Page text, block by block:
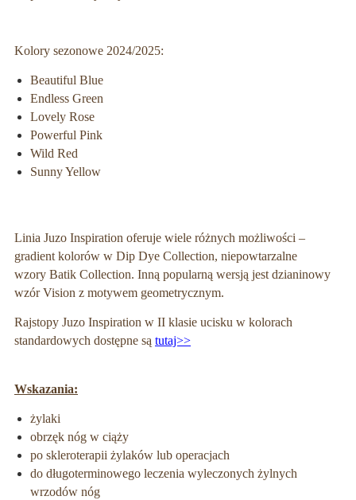
Kolory sezonowe 2024/2025:
Beautiful Blue
Endless Green
Lovely Rose
Powerful Pink
Wild Red
Sunny Yellow
Linia Juzo Inspiration oferuje wiele różnych możliwości –
gradient kolorów w Dip Dye Collection, niepowtarzalne
wzory Batik Collection. Inną popularną wersją jest dzianinowy
wzór Vision z motywem geometrycznym.
Rajstopy Juzo Inspiration w II klasie ucisku w kolorach
standardowych dostępne są tutaj>>
Wskazania:
żylaki
obrzęk nóg w ciąży
po skleroterapii żylaków lub operacjach
do długoterminowego leczenia wyleczonych żylnych
wrzodów nóg